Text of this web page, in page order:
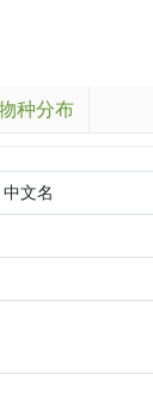
种分布
中文名